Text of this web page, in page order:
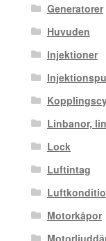
Generatorer
Huvuden
Injektioner
Linbanor,
Lock
Luftintag
Motorkåpor